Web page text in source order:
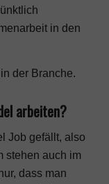
in den
der Branche.
arbeiten?
Job gefällt, also
stehen auch im
dass man